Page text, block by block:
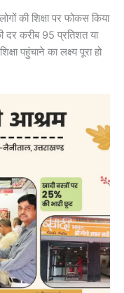
की शिक्षा पर फोकस किया
दर करीब 95 प्रतिशत या
पहुंचाने का लक्ष्य पूरा हो